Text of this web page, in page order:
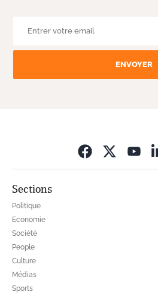
ENVOYER
Sections
Politique
Economie
Société
People
Culture
Médias
Sports